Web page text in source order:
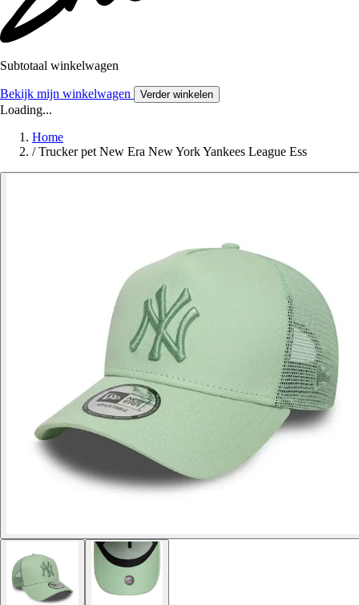
Subtotaal winkelwagen
Bekijk mijn winkelwagen Verder winkelen
Loading...
Home
/ Trucker pet New Era New York Yankees League Ess